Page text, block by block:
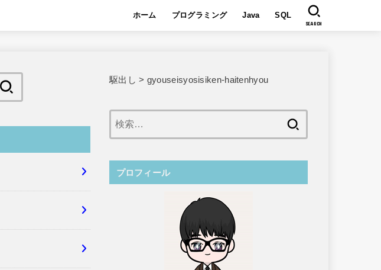
ホーム プログラミング Java SQL
SEARCH
駆出し > gyouseisyosisiken-haitenhyou
プロフィール